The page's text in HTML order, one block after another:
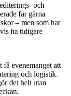
och
får gärna
– men som har
ha tidigare
få evenemanget att
och logistik.
det helt utan